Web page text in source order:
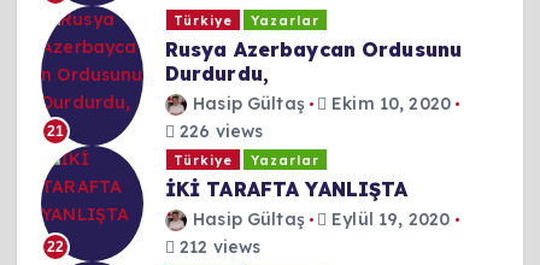
21
Türkiye Yazarlar
Rusya Azerbaycan Ordusunu
Durdurdu,
Hasip Gültaş
Ekim 10, 2020
226 views
22
Türkiye Yazarlar
İKİ TARAFTA YANLIŞTA
Hasip Gültaş
Eylül 19, 2020
212 views